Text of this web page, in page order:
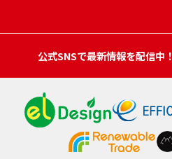
公式SNSで最新情報を配信中！